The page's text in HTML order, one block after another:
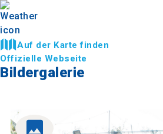
Auf der Karte finden
Offizielle Webseite
Bildergalerie